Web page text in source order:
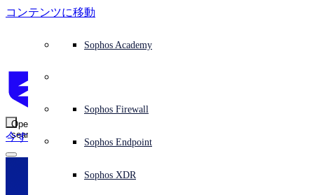
コンテンツに移動
Open
search
今すぐ開始
防御システムの概要
Sophos Fusion
Sophos Central のサインイン
Sophos AI
統合マーケットプレイス
エンドポイント保護 (次世代アンチウイルス)
サーバー保護
モバイルセキュリティ
セキュリティオペレーション
XDR (Extended Detection and Response)
Sophos AI Defense
Sophos CISO Advantage
Identity Security
ITDR (Identity Threat Detection and Response)
ネットワークセキュリティとインフラストラクチャ
次世代型ファイアウォール (NGFW)
ネットワークスイッチ
ワイヤレスアクセスポイント
ワークスペースの保護
Zero Trust Network Access (ZTNA)
DNS Protection
Email Monitoring System
メールとフィッシング対策
クラウドワークロードの保護
防御システムの概要
Sophos Fusion
Sophos Central のサインイン
Sophos AI
統合マーケットプレイス
MDR (Managed Detection and Response)
脆弱性管理 (Managed Risk)
アドバイザリーサービス
アドバイザリーサービスの概要
プロフェッショナルサービス
オペレーションのサポート
補完ツール
NIST Assessment
ユースケース
24時間 365日、ビジネスを保護
リモート勤務の従業員の保護
サイバー保険要件への対応
Microsoft 環境の保護
教育機関
政府機関
医療機関
製造業
ソフォス製品を選ぶ理由
ソフォス製品を選ぶ理由
受賞歴
競合他社比較
ソフォスについて
プレス
採用情報
セキュリティ センター
セキュリティ センターの概要
セキュリティを基盤とした設計
責任ある情報開示
ESG
パートナー様向け
ソフォスパートナー
パートナープログラム
パートナーケア
パートナートレーニング
パートナーブログ
チャネルパートナー
OEM
統合と API
脅威インテリジェンス
X-Ops の脅威調査
AI リサーチ
脅威プロファイル
脅威解析情報
すべてのリソースを見る
ケーススタディ
レポート
ウェビナー
ブログ
ソフォスブログ
AI リサーチ
セキュリティオペレーション
パートナーブログ
サポートを依頼する
緊急インシデント対応 (Emergency Incident Response)
サポートプラン
カスタマーサクセス
TAM (テクニカル アカウントマネージャー)
ダウンロードとアップデート
ソフォスの「ステータス」ページ
セキュリティ勧告
脅威の報告
製品サポート
製品ドキュメント
Sophos Firewall
Sophos Endpoint
Sophos XDR
トレーニング
Sophos Academy